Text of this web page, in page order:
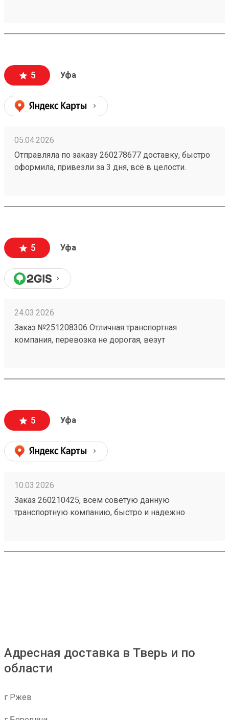
5 Уфа
05.04.2026
Отправляла по заказу 260278677 доставку, быстро
оформила, привезли за 3 дня, всё в целости.
5 Уфа
24.03.2026
Заказ №251208306 Отличная транспортная
компания, перевозка не дорогая, везут
с данной ТК!
5 Уфа
10.03.2026
Заказ 260210425, всем советую данную
транспортную компанию, быстро и надежно
Адресная доставка в Тверь и по
области
г Ржев